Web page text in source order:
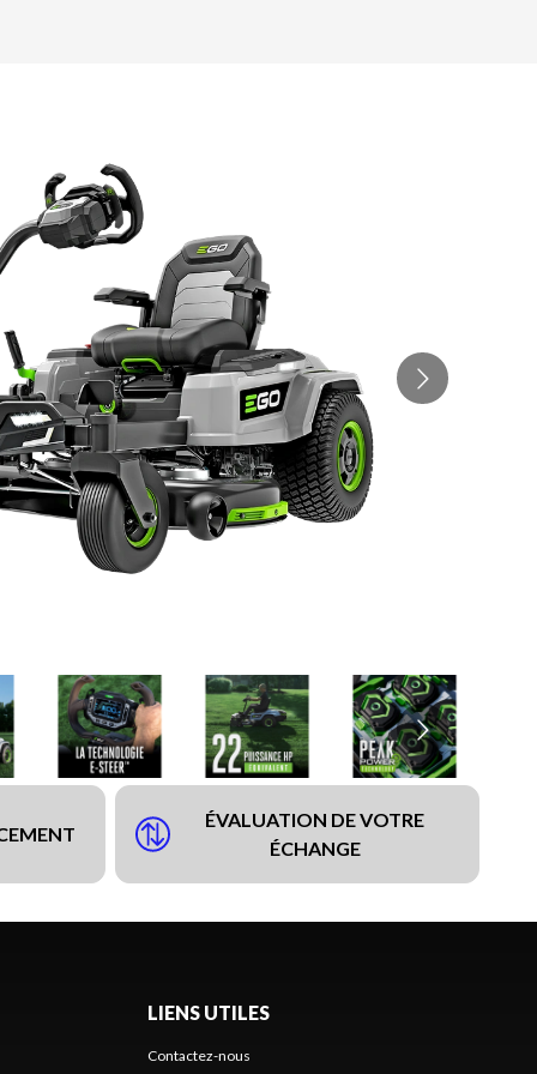
ÉVALUATION DE VOTRE
ÉCHANGE
LIENS UTILES
Contactez-nous